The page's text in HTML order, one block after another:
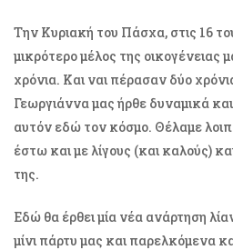
Την Κυριακή του Πάσχα, στις 16
μικρότερο μέλος της οικογένειας
χρόνια. Και ναι πέρασαν δύο
Γεωργιάννα μας ήρθε δυναμικά
αυτόν εδώ τον κόσμο. Θέλαμε
έστω και με λίγους (και καλούς)
της.
Εδώ θα έρθει μία νέα ανάρτηση
μίνι πάρτυ μας και παρελκόμενα